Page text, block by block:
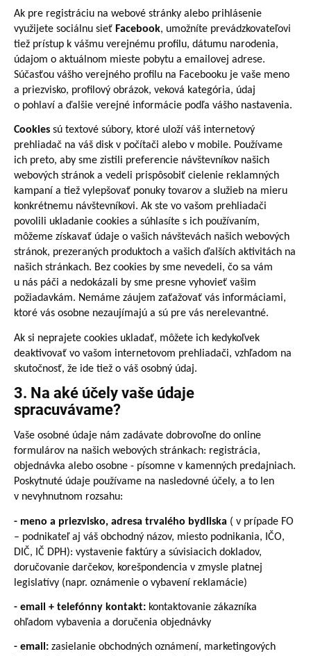
Ak pre registráciu na webové stránky alebo prihlásenie
využijete sociálnu sieť Facebook, umožníte prevádzkovateľovi
tiež prístup k vášmu verejnému profilu, dátumu narodenia,
údajom o aktuálnom mieste pobytu a emailovej adrese.
Súčasťou vášho verejného profilu na Facebooku je vaše meno
a priezvisko, profilový obrázok, veková kategória, údaj
o pohlaví a ďalšie verejné informácie podľa vášho nastavenia.
Cookies sú textové súbory, ktoré uloží váš internetový
prehliadač na váš disk v počítači alebo v mobile. Používame
ich preto, aby sme zistili preferencie návštevníkov našich
webových stránok a vedeli prispôsobiť cielenie reklamných
kampaní a tiež vylepšovať ponuky tovarov a služieb na mieru
konkrétnemu návštevníkovi. Ak ste vo vašom prehliadači
povolili ukladanie cookies a súhlasíte s ich používaním,
môžeme získavať údaje o vašich návštevách našich webových
stránok, prezeraných produktoch a vašich ďalších aktivitách na
našich stránkach. Bez cookies by sme nevedeli, čo sa vám
u nás páči a nedokázali by sme presne vyhovieť vašim
požiadavkám. Nemáme záujem zaťažovať vás informáciami,
ktoré vás osobne nezaujímajú a sú pre vás nerelevantné.
Ak si neprajete cookies ukladať, môžete ich kedykoľvek
deaktivovať vo vašom internetovom prehliadači, vzhľadom na
skutočnosť, že ide tiež o váš osobný údaj.
3. Na aké účely vaše údaje
spracuvávame?
Vaše osobné údaje nám zadávate dobrovoľne do online
formulárov na našich webových stránkach: registrácia,
objednávka alebo osobne - písomne v kamenných predajniach.
Poskytnuté údaje používame na nasledovné účely, a to len
v nevyhnutnom rozsahu:
- meno a priezvisko, adresa trvalého bydliska ( v prípade FO
– podnikateľ aj váš obchodný názov, miesto podnikania, IČO,
DIČ, IČ DPH): vystavenie faktúry a súvisiacich dokladov,
doručovanie darčekov, korešpondencia v zmysle platnej
legislatívy (napr. oznámenie o vybavení reklamácie)
- email + telefónny kontakt: kontaktovanie zákazníka
ohľadom vybavenia a doručenia objednávky
- email: zasielanie obchodných oznámení, marketingových